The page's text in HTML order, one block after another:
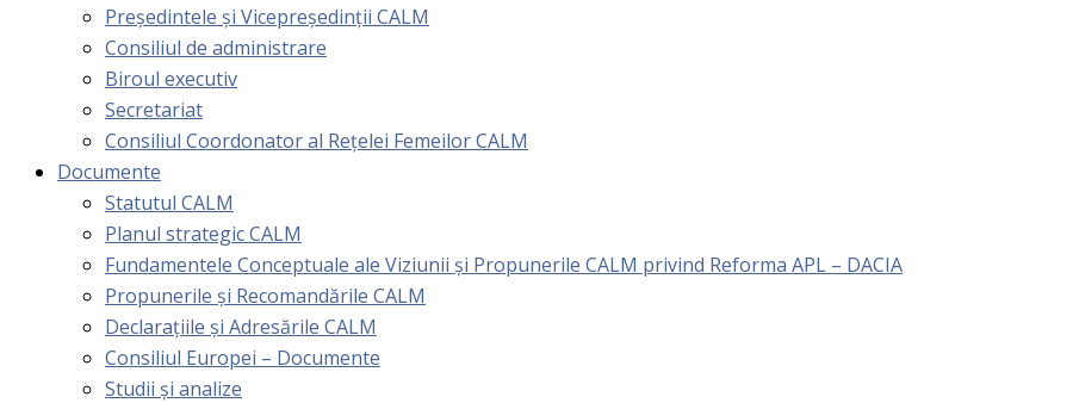
Președintele și Vicepreședinții CALM
Consiliul de administrare
Biroul executiv
Secretariat
Consiliul Coordonator al Rețelei Femeilor CALM
Documente
Statutul CALM
Planul strategic CALM
Fundamentele Conceptuale ale Viziunii și Propunerile CALM privind Reforma APL – DACIA
Propunerile și Recomandările CALM
Declarațiile și Adresările CALM
Consiliul Europei – Documente
Studii și analize